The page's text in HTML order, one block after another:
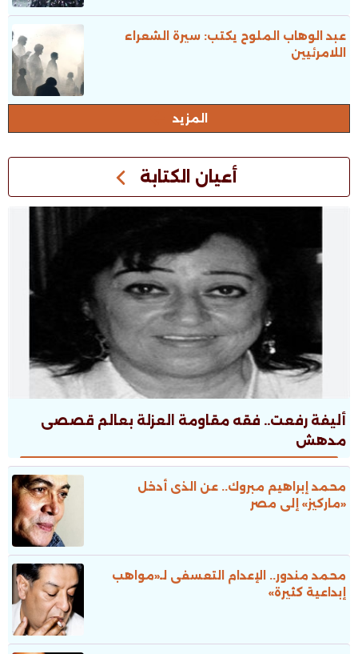
عبد الوهاب الملوح يكتب: سيرة الشعراء
اللامرئيين
المزيد
أعيان الكتابة
أليفة رفعت.. فقه مقاومة العزلة بعالم قصصى
مدهش
محمد إبراهيم مبروك.. عن الذى أدخل
«ماركيز» إلى مصر
محمد مندور.. الإعدام التعسفى لـ«مواهب
إبداعية كثيرة»